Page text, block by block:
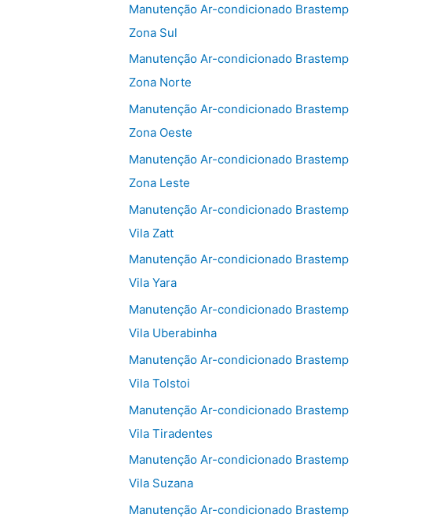
Manutenção Ar-condicionado Brastemp
Zona Sul
Manutenção Ar-condicionado Brastemp
Zona Norte
Manutenção Ar-condicionado Brastemp
Zona Oeste
Manutenção Ar-condicionado Brastemp
Zona Leste
Manutenção Ar-condicionado Brastemp
Vila Zatt
Manutenção Ar-condicionado Brastemp
Vila Yara
Manutenção Ar-condicionado Brastemp
Vila Uberabinha
Manutenção Ar-condicionado Brastemp
Vila Tolstoi
Manutenção Ar-condicionado Brastemp
Vila Tiradentes
Manutenção Ar-condicionado Brastemp
Vila Suzana
Manutenção Ar-condicionado Brastemp